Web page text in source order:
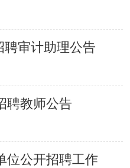
审计助理公告
聘教师公告
位公开招聘工作